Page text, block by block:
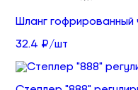
Шланг гофрированный
32.4 ₽/шт